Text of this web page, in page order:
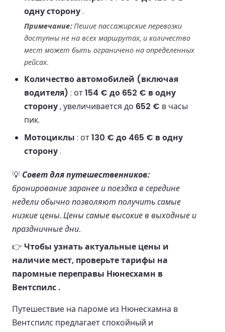
одну сторону.
Примечание:Пешие пассажирские перевозки
доступны не на всех маршрутах, и количество
мест может быть ограничено на определенных
рейсах.
Количество автомобилей (включая
водителя) : от154 € до 652 € в одну
сторону, увеличивается до 652 € в часы
пик.
Мотоциклы : от130 € до 465 € в одну
сторону.
💡 Совет для путешественников:
бронирование заранее и поездка в середине
недели обычно позволяют получить самые
низкие цены. Цены самые высокие в выходные и
праздничные дни.
👉 Чтобы узнать актуальные цены и
наличие мест, проверьте тарифы на
паромные переправы Нюнесхамн в
Вентспилс .
Путешествие на пароме из Нюнесхамна в
Вентспилс предлагает спокойный и